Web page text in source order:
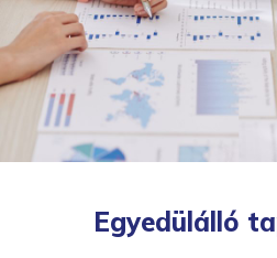
Egyedülálló